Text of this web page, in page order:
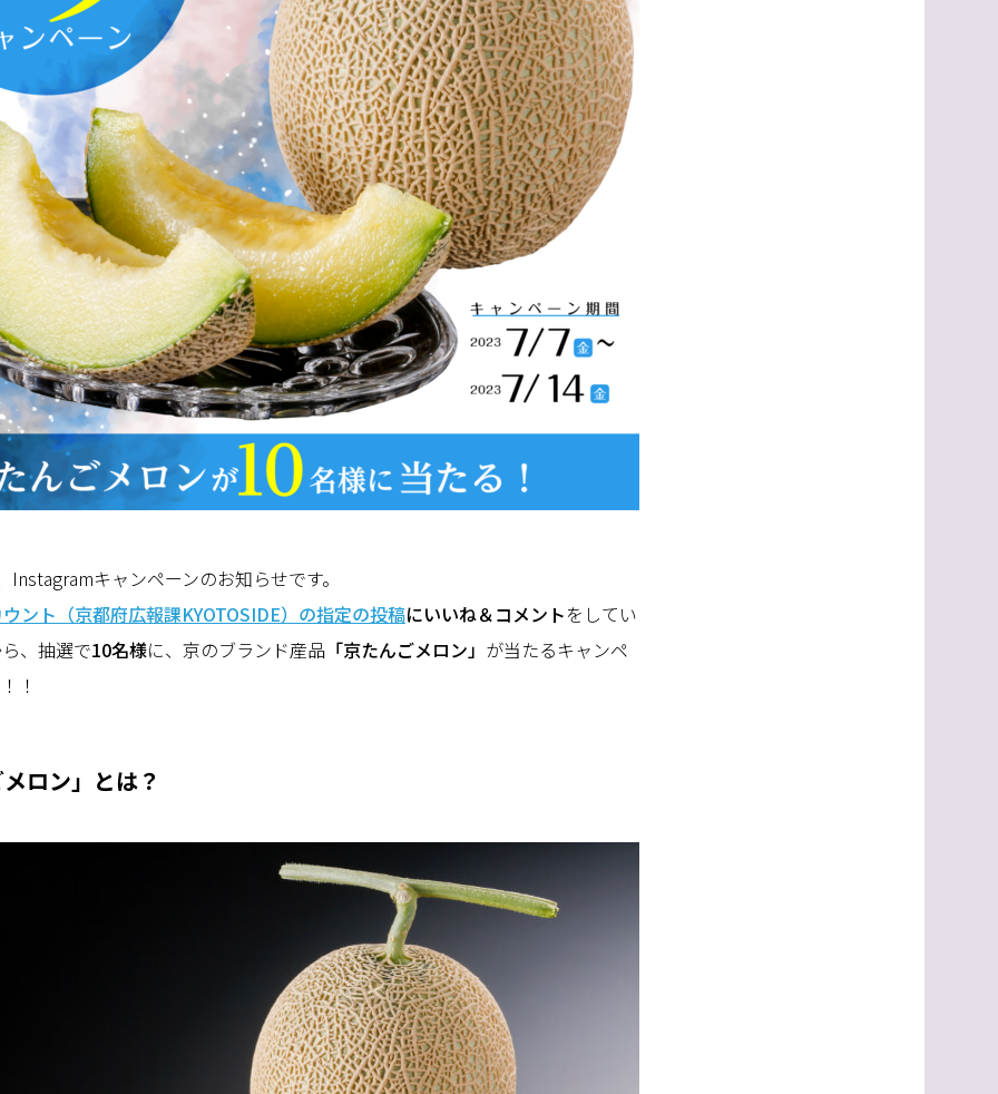
Instagramキャンペーンのお知らせです。
ント（京都府広報課KYOTOSIDE）の指定の投稿にいいね＆コメントをしてい
、抽選で10名様に、京のブランド産品 「京たんごメロン」 が当たるキャンペ
！
ロン」とは？